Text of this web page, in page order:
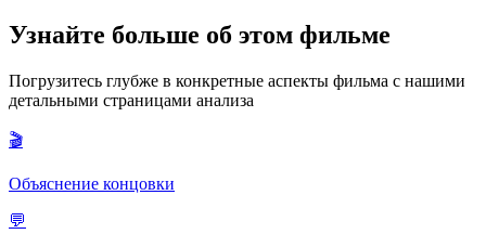
Узнайте больше об этом фильме
Погрузитесь глубже в конкретные аспекты фильма с нашими
детальными страницами анализа
🎬
Объяснение концовки
💬